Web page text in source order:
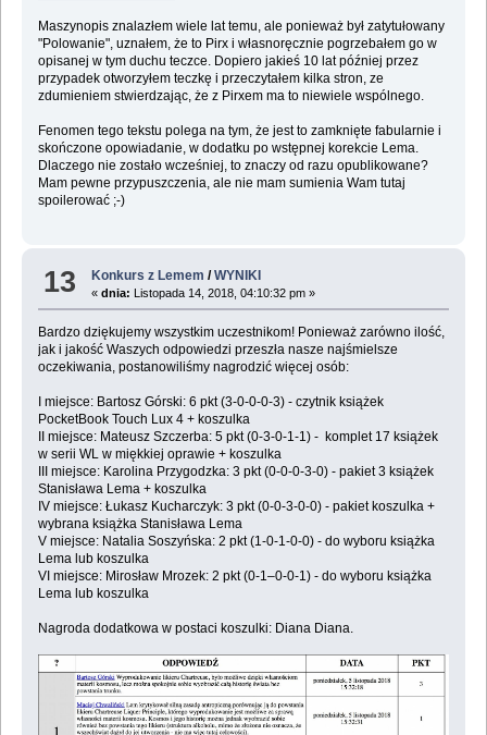
Maszynopis znalazłem wiele lat temu, ale ponieważ był zatytułowany
"Polowanie", uznałem, że to Pirx i własnoręcznie pogrzebałem go w
opisanej w tym duchu teczce. Dopiero jakieś 10 lat później przez
przypadek otworzyłem teczkę i przeczytałem kilka stron, ze
zdumieniem stwierdzając, że z Pirxem ma to niewiele wspólnego.
Fenomen tego tekstu polega na tym, że jest to zamknięte fabularnie i
skończone opowiadanie, w dodatku po wstępnej korekcie Lema.
Dlaczego nie zostało wcześniej, to znaczy od razu opublikowane?
Mam pewne przypuszczenia, ale nie mam sumienia Wam tutaj
spoilerować ;-)
13 Konkurs z Lemem /WYNIKI
«dnia: Listopada 14, 2018, 04:10:32 pm »
Bardzo dziękujemy wszystkim uczestnikom! Ponieważ zarówno ilość,
jak i jakość Waszych odpowiedzi przeszła nasze najśmielsze
oczekiwania, postanowiliśmy nagrodzić więcej osób:
I miejsce: Bartosz Górski: 6 pkt (3-0-0-0-3) - czytnik książek
PocketBook Touch Lux 4 + koszulka
II miejsce: Mateusz Szczerba: 5 pkt (0-3-0-1-1) - komplet 17 książek
w serii WL w miękkiej oprawie + koszulka
III miejsce: Karolina Przygodzka: 3 pkt (0-0-0-3-0) - pakiet 3 książek
Stanisława Lema + koszulka
IV miejsce: Łukasz Kucharczyk: 3 pkt (0-0-3-0-0) - pakiet koszulka +
wybrana książka Stanisława Lema
V miejsce: Natalia Soszyńska: 2 pkt (1-0-1-0-0) - do wyboru książka
Lema lub koszulka
VI miejsce: Mirosław Mrozek: 2 pkt (0-1–0-0-1) - do wyboru książka
Lema lub koszulka
Nagroda dodatkowa w postaci koszulki: Diana Diana.